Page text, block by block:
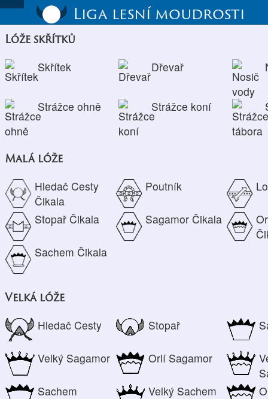
Liga lesní moudrosti
Lóže skřítků
Skřítek Dřevař
Strážce ohně Strážce koní
Malá lóže
Hledač Cesty
Čikala
Poutník
Stopař Čikala Sagamor Čikala
Sachem Čikala
Velká lóže
Hledač Cesty Stopař
Velký Sagamor Orlí Sagamor
Sachem
Velký Sachem